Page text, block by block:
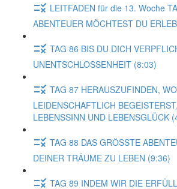
LEITFADEN für die 13. Woche
ABENTEUER MÖCHTEST DU
TAG 86 BIS DU DICH
UNENTSCHLOSSENHEIT (8:03)
TAG 87 HERAUSZUFINDEN,
LEIDENSCHAFTLICH
LEBENSSINN UND LEBENSGLÜCK
TAG 88 DAS GRÖSSTE
DEINER TRÄUME ZU LEBEN (9:36)
TAG 89 INDEM WIR DIE